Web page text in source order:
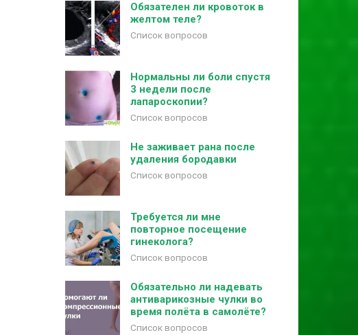
Обязателен ли кровоток в
желтом теле?
Список вопросов
Нормальны ли боли спустя
3 недели после
лапароскопии?
Список вопросов
Не заживает рана после
удаления бородавки
Список вопросов
Требуется ли мне
повторное посещение
гинеколога?
Список вопросов
Обязательно ли надевать
антиварикозные чулки во
время полёта в самолёте?
Список вопросов